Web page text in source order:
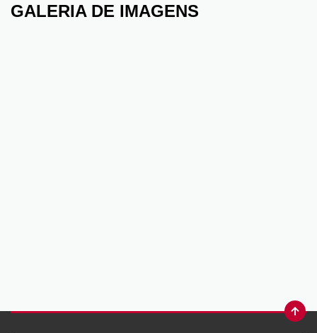
GALERIA DE IMAGENS